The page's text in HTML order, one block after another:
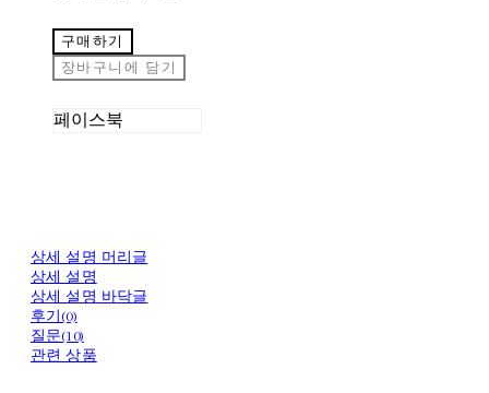
구매하기
장바구니에 담기
페이스북
상세 설명 머리글
상세 설명
상세 설명 바닥글
후기(0)
질문(10)
관련 상품